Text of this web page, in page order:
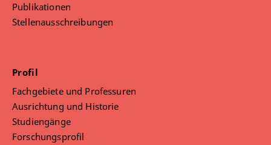
Publikationen
Stellenausschreibungen
Profil
Fachgebiete und Professuren
Ausrichtung und Historie
Studiengänge
Forschungsprofil